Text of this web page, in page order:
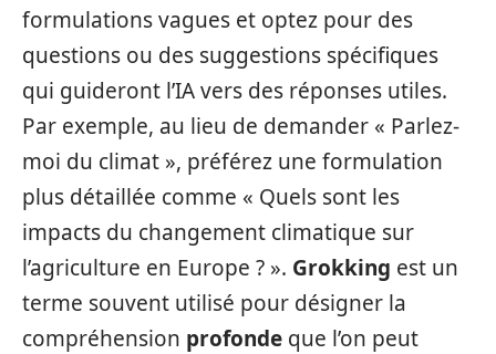
formulations vagues et optez pour des
questions ou des suggestions spécifiques
qui guideront l’IA vers des réponses utiles.
Par exemple, au lieu de demander « Parlez-
moi du climat », préférez une formulation
plus détaillée comme « Quels sont les
impacts du changement climatique sur
l’agriculture en Europe ? ». Grokking est un
terme souvent utilisé pour désigner la
compréhension profonde que l’on peut